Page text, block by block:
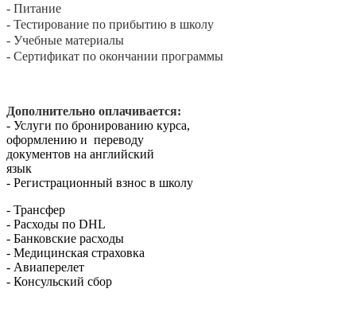
- Питание
- Тестирование по прибытию в школу
- Учебные материалы
- Сертификат по окончании программы
Дополнительно оплачивается:
- Услуги по бронированию курса,
оформлению и переводу
документов на английский
язык
- Регистрационный взнос в школу
- Трансфер
- Расходы по DHL
- Банковские расходы
- Медицинская страховка
- Авиаперелет
- Консульский сбор